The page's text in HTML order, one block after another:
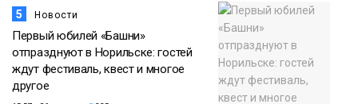
5 Новости
Первый юбилей «Башни»
отпразднуют в Норильске: гостей
ждут фестиваль, квест и многое
другое